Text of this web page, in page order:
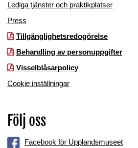
Lediga tjänster och praktikplatser
Press
Tillgänglighetsredogörelse
Behandling av personuppgifter
Visselblåsarpolicy
Cookie inställningar
Följ oss
Facebook för Upplandsmuseet